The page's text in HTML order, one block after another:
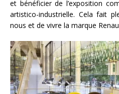
et bénéficier de l’exposition
artistico-industrielle. Cela fait
nous et de vivre la marque